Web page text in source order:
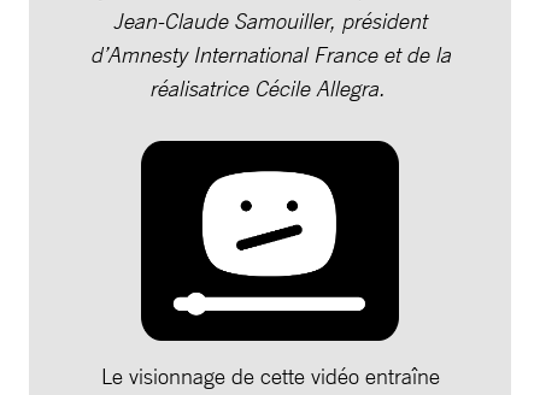
Jean-Claude Samouiller, président
d’Amnesty International France et de la
réalisatrice Cécile Allegra.
Le visionnage de cette vidéo entraîne